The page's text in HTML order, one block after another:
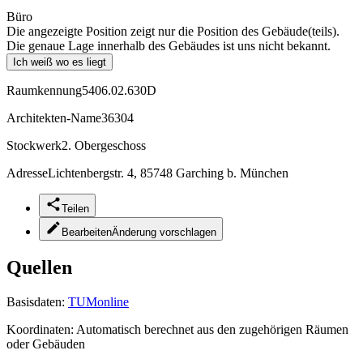
Büro
Die angezeigte Position zeigt nur die Position des Gebäude(teils).
Die genaue Lage innerhalb des Gebäudes ist uns nicht bekannt.
Ich weiß wo es liegt
Raumkennung5406.02.630D
Architekten-Name36304
Stockwerk2. Obergeschoss
AdresseLichtenbergstr. 4, 85748 Garching b. München
Teilen
BearbeitenÄnderung vorschlagen
Quellen
Basisdaten: TUMonline
Koordinaten: Automatisch berechnet aus den zugehörigen Räumen
oder Gebäuden